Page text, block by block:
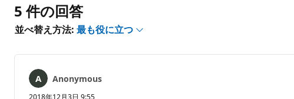
は
あ
ま
ん
5 件の回答
並べ替え方法: 最も役に立つ
Anonymous
2018年12月3日 9:55